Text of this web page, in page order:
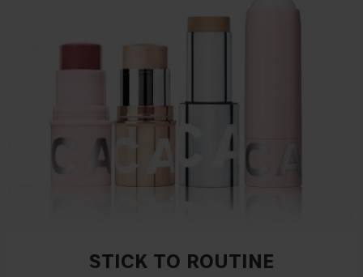
STICK TO ROUTINE